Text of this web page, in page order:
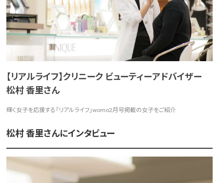
【リアルライフ】クリニーク ビューティーアドバイザー
松村 香里さん
輝く女子を応援する「リアルライフ」womo2月号掲載の女子をご紹介
松村 香里さんにインタビュー